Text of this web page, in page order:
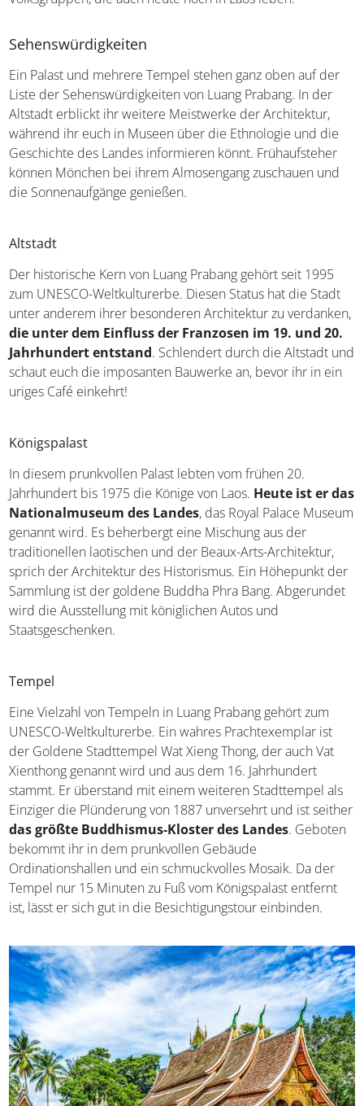
Sehenswürdigkeiten
Ein Palast und mehrere Tempel stehen ganz oben auf der
Liste der Sehenswürdigkeiten von Luang Prabang. In der
Altstadt erblickt ihr weitere Meistwerke der Architektur,
während ihr euch in Museen über die Ethnologie und die
Geschichte des Landes informieren könnt. Frühaufsteher
können Mönchen bei ihrem Almosengang zuschauen und
die Sonnenaufgänge genießen.
Altstadt
Der historische Kern von Luang Prabang gehört seit 1995
zum UNESCO-Weltkulturerbe. Diesen Status hat die Stadt
unter anderem ihrer besonderen Architektur zu verdanken,
die unter dem Einfluss der Franzosen im 19. und 20.
Jahrhundert entstand. Schlendert durch die Altstadt und
schaut euch die imposanten Bauwerke an, bevor ihr in ein
uriges Café einkehrt!
Königspalast
In diesem prunkvollen Palast lebten vom frühen 20.
Jahrhundert bis 1975 die Könige von Laos. Heute ist er das
Nationalmuseum des Landes, das Royal Palace Museum
genannt wird. Es beherbergt eine Mischung aus der
traditionellen laotischen und der Beaux-Arts-Architektur,
sprich der Architektur des Historismus. Ein Höhepunkt der
Sammlung ist der goldene Buddha Phra Bang. Abgerundet
wird die Ausstellung mit königlichen Autos und
Staatsgeschenken.
Tempel
Eine Vielzahl von Tempeln in Luang Prabang gehört zum
UNESCO-Weltkulturerbe. Ein wahres Prachtexemplar ist
der Goldene Stadttempel Wat Xieng Thong, der auch Vat
Xienthong genannt wird und aus dem 16. Jahrhundert
stammt. Er überstand mit einem weiteren Stadttempel als
Einziger die Plünderung von 1887 unversehrt und ist seither
das größte Buddhismus-Kloster des Landes. Geboten
bekommt ihr in dem prunkvollen Gebäude
Ordinationshallen und ein schmuckvolles Mosaik. Da der
Tempel nur 15 Minuten zu Fuß vom Königspalast entfernt
ist, lässt er sich gut in die Besichtigungstour einbinden.